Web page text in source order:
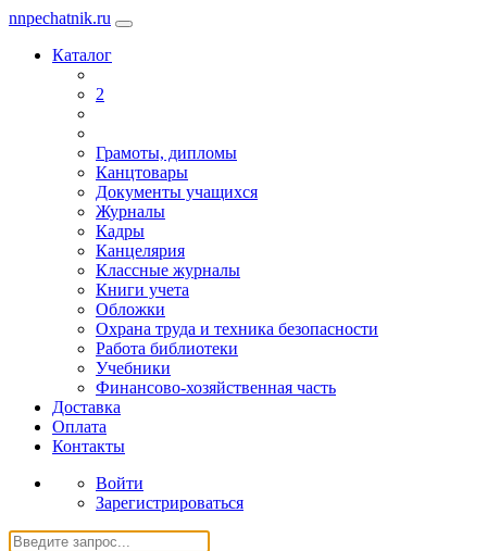
nnpechatnik.ru
Каталог
2
Грамоты, дипломы
Канцтовары
Документы учащихся
Журналы
Кадры
Канцелярия
Классные журналы
Книги учета
Обложки
Охрана труда и техника безопасности
Работа библиотеки
Учебники
Финансово-хозяйственная часть
Доставка
Оплата
Контакты
Войти
Зарегистрироваться